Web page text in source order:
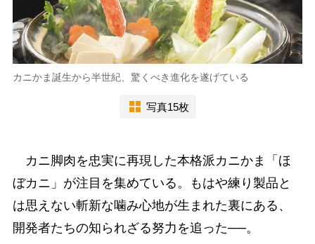
カニかま誕生から半世紀、驚くべき進化を遂げている
写真15枚
カニ脚肉を忠実に再現した本格派カニかま「ほ
ぼカニ」が注目を集めている。もはや練り製品と
は思えない斬新な噛み心地が生まれた裏にある、
開発者たちの知られざる努力を追った──。